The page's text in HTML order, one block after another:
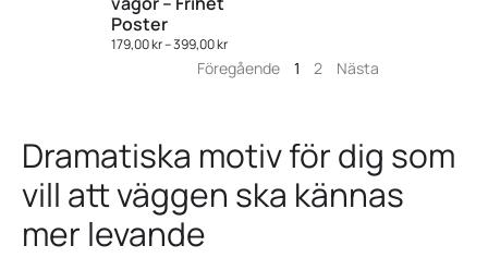
Poster
179,00kr–399,00kr
Föregående 1 2 Nästa
Dramatiska motiv för dig som
vill att väggen ska kännas
mer levande